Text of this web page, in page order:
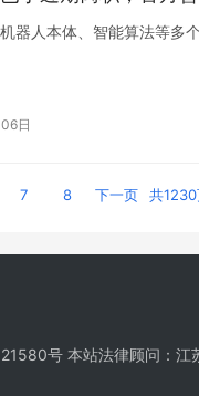
器人本体、智能算法等多个
日
7 8 下一页 共
号 本站法律顾问：江